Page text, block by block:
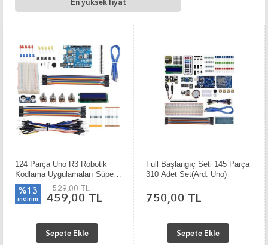
En yüksek fiyat
124 Parça Uno R3 Robotik
Kodlama Uygulamaları Süper
Başlangıç Proje Eğitim Seti
(Ard)
%13
indirim
529,00 TL
459,00 TL
Sepete Ekle
Full Başlangıç Seti 145 Parça
310 Adet Set(Ard. Uno)
750,00 TL
Sepete Ekle